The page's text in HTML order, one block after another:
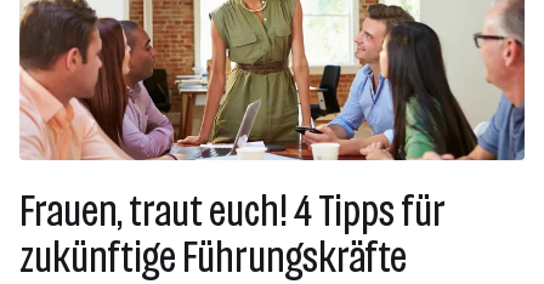
Frauen, traut euch! 4 Tipps für
zukünftige Führungskräfte